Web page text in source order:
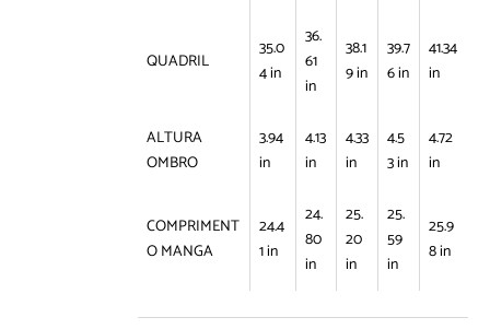
QUADRIL
35.0
4 in
36.
61
in
38.1
9 in
39.7
6 in
41.34
in
ALTURA
OMBRO
3.94
in
4.13
in
4.33
in
4.5
3 in
4.72
in
COMPRIMENT
O MANGA
24.4
1 in
24.
80
in
25.
20
in
25.
59
in
25.9
8 in